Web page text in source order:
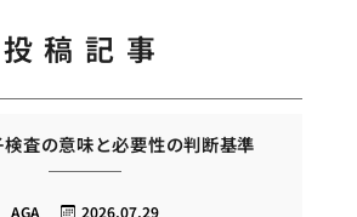
投稿記事
査の意味と必要性の判断基準
2026.07.29
AGA